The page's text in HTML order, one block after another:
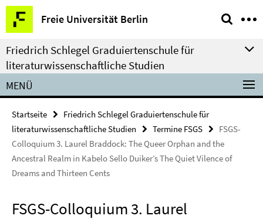
Springe
direkt
zu
Inhalt
Freie Universität Berlin
Service-
Navigation
Friedrich Schlegel Graduiertenschule für
literaturwissenschaftliche Studien
MENÜ
Startseite
Friedrich Schlegel Graduiertenschule für
literaturwissenschaftliche Studien
Termine FSGS
FSGS-
Colloquium 3. Laurel Braddock: The Queer Orphan and the
Ancestral Realm in Kabelo Sello Duiker’s The Quiet Vilence of
Dreams and Thirteen Cents
FSGS-Colloquium 3. Laurel